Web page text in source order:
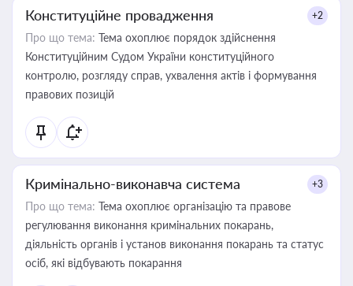
Конституційне провадження +2
Про що тема: Тема охоплює порядок здійснення
Конституційним Судом України конституційного
контролю, розгляду справ, ухвалення актів і формування
правових позицій
Кримінально-виконавча система +3
Про що тема: Тема охоплює організацію та правове
регулювання виконання кримінальних покарань,
діяльність органів і установ виконання покарань та статус
осіб, які відбувають покарання